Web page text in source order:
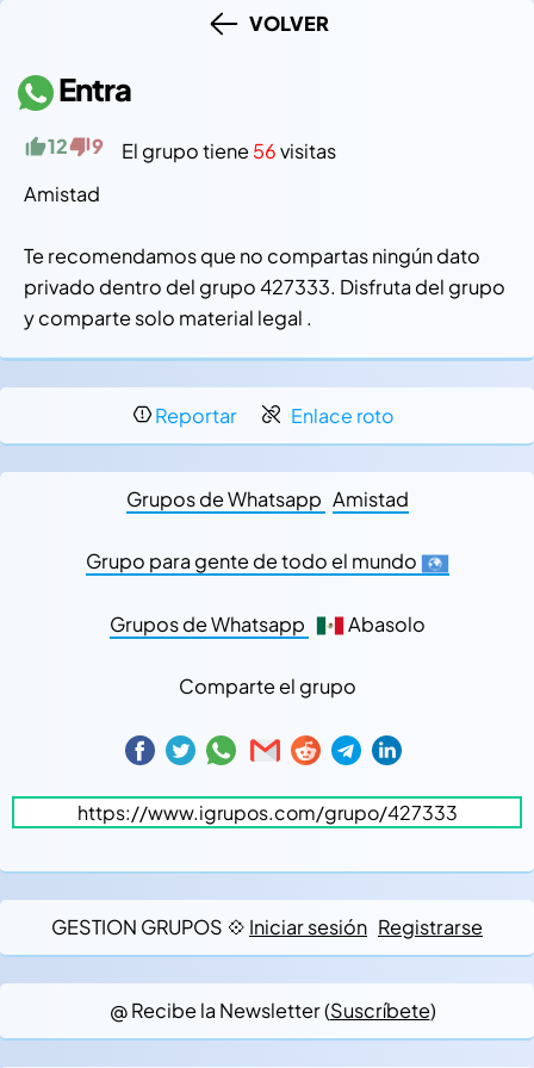
VOLVER
Entra
12 9 El grupo tiene56visitas
Amistad
Te recomendamos que no compartas ningún dato
privado dentro del grupo 427333. Disfruta del grupo
y comparte solo material legal .
Reportar Enlace roto
Grupos de Whatsapp Amistad
Grupo para gente de todo el mundo
Grupos de Whatsapp Abasolo
Comparte el grupo
GESTION GRUPOS 💠 Iniciar sesión Registrarse
@ Recibe la Newsletter (Suscríbete)